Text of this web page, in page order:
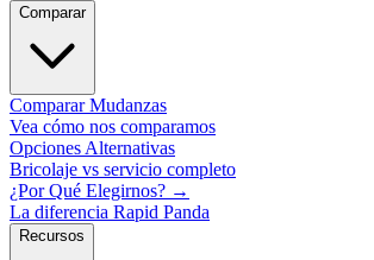
Comparar
Comparar Mudanzas
Vea cómo nos comparamos
Opciones Alternativas
Bricolaje vs servicio completo
¿Por Qué Elegirnos? →
La diferencia Rapid Panda
Recursos